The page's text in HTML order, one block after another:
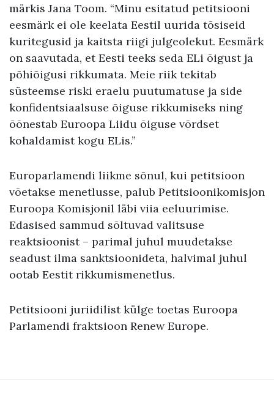
märkis Jana Toom. “Minu esitatud petitsiooni
eesmärk ei ole keelata Eestil uurida tõsiseid
kuritegusid ja kaitsta riigi julgeolekut. Eesmärk
on saavutada, et Eesti teeks seda ELi õigust ja
põhiõigusi rikkumata. Meie riik tekitab
süsteemse riski eraelu puutumatuse ja side
konfidentsiaalsuse õiguse rikkumiseks ning
õõnestab Euroopa Liidu õiguse võrdset
kohaldamist kogu ELis.”
Europarlamendi liikme sõnul, kui petitsioon
võetakse menetlusse, palub Petitsioonikomisjon
Euroopa Komisjonil läbi viia eeluurimise.
Edasised sammud sõltuvad valitsuse
reaktsioonist – parimal juhul muudetakse
seadust ilma sanktsioonideta, halvimal juhul
ootab Eestit rikkumismenetlus.
Petitsiooni juriidilist külge toetas Euroopa
Parlamendi fraktsioon Renew Europe.